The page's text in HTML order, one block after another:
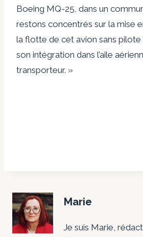
Boeing MQ-25, dans un
restons concentrés sur la mise
la flotte de cet avion sans
son intégration dans l’aile
transporteur. »
Marie
Je suis Marie,